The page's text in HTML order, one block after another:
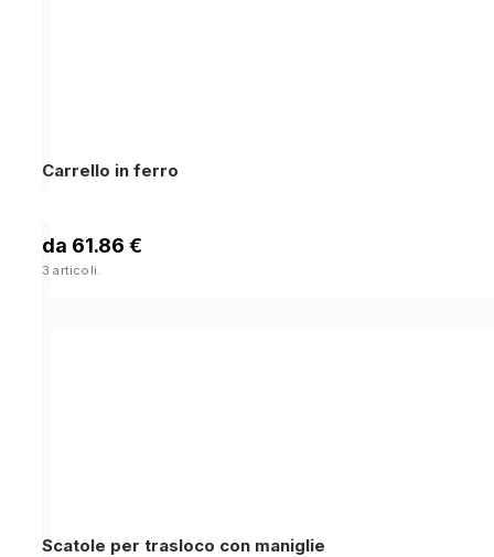
Carrello in ferro
da 61.86 €
3 articoli.
Scatole per trasloco con maniglie